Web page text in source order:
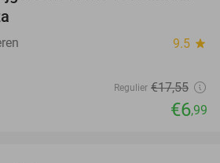
9.5 star
Regulier €17,55
€6,99